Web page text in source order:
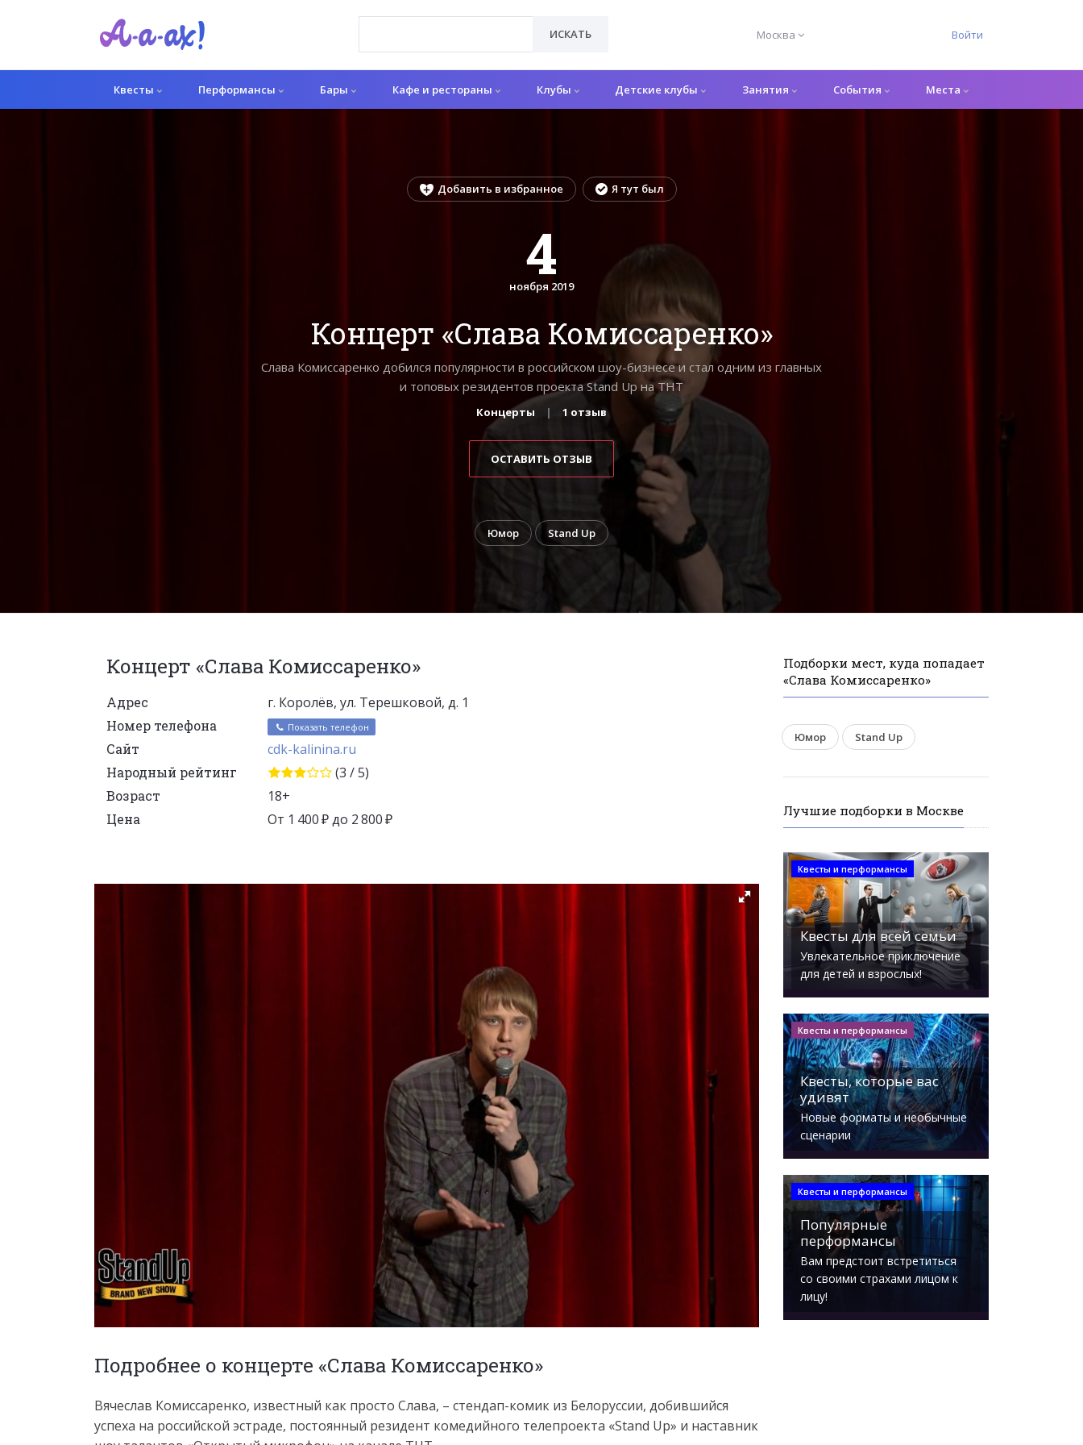
ИСКАТЬ Москва Войти
Квесты Перформансы Бары Кафе и рестораны Клубы Детские клубы Занятия События Места
Добавить в избранное Я тут был
4
ноября 2019
Концерт «Слава Комиссаренко»
Слава Комиссаренко добился популярности в российском шоу-бизнесе и стал одним из главных
и топовых резидентов проекта Stand Up на ТНТ
Концерты 1 отзыв
ОСТАВИТЬ ОТЗЫВ
Юмор Stand Up
Концерт «Слава Комиссаренко»
Адрес г. Королёв, ул. Терешковой, д. 1
Номер телефона Показать телефон
Сайт cdk-kalinina.ru
Народный рейтинг (3 / 5)
Возраст 18+
Цена От 1 400 ₽ до 2 800 ₽
Подробнее о концерте «Слава Комиссаренко»
Вячеслав Комиссаренко, известный как просто Слава, – стендап-комик из Белоруссии, добившийся
успеха на российской эстраде, постоянный резидент комедийного телепроекта «Stand Up» и наставник
Подборки мест, куда попадает
«Слава Комиссаренко»
Юмор Stand Up
Лучшие подборки в Москве
Квесты и перформансы
Квесты для всей семьи
Увлекательное приключение
для детей и взрослых!
Квесты и перформансы
Квесты, которые вас
удивят
Новые форматы и необычные
сценарии
Квесты и перформансы
Популярные
перформансы
Вам предстоит встретиться
со своими страхами лицом к
лицу!